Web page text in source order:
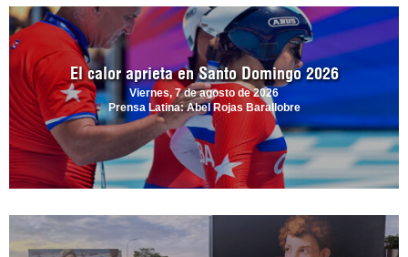
El calor aprieta en Santo Domingo 2026
Viernes, 7 de agosto de 2026
Prensa Latina: Abel Rojas Barallobre